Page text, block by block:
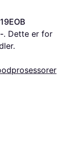
-. Dette er for